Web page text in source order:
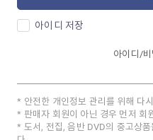
아이디 저장
아이디/비
안전한 개인정보 관리를 위해 다
판매자 회원이 아닌 경우 먼저 회
도서, 전집, 음반 DVD의 중고상